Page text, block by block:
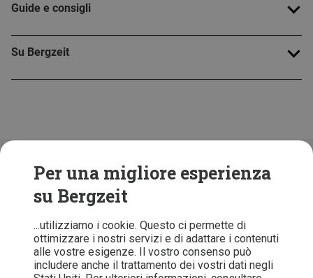
Per una migliore esperienza
su Bergzeit
...utilizziamo i cookie. Questo ci permette di
ottimizzare i nostri servizi e di adattare i contenuti
alle vostre esigenze. Il vostro consenso può
includere anche il trattamento dei vostri dati negli
Guide e consigli
Su Bergzeit